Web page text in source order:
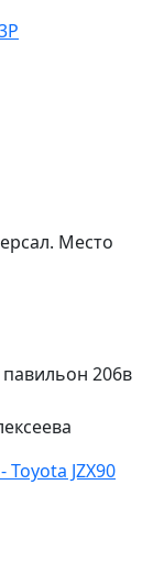
Место
206в
JZX90